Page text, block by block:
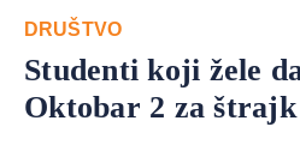
DRUŠTVO
Studenti koji žele
Oktobar 2 za